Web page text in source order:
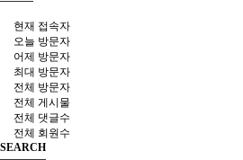
현재 접속자
오늘 방문자
어제 방문자
최대 방문자
전체 방문자
전체 게시물
전체 댓글수
전체 회원수
SEARCH